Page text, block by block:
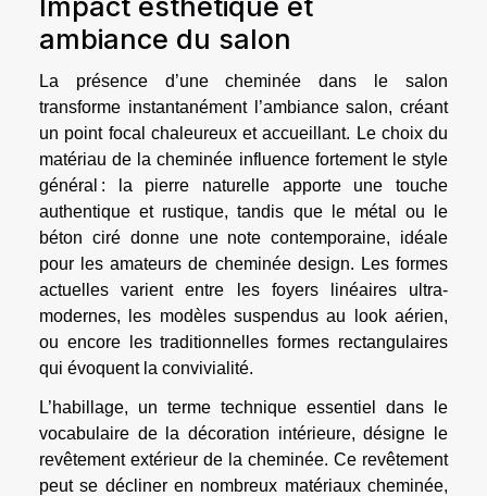
ambiance du salon
La présence d’une cheminée dans le salon
transforme instantanément l’ambiance salon, créant
un point focal chaleureux et accueillant. Le choix du
matériau de la cheminée influence fortement le style
général : la pierre naturelle apporte une touche
authentique et rustique, tandis que le métal ou le
béton ciré donne une note contemporaine, idéale
pour les amateurs de cheminée design. Les formes
actuelles varient entre les foyers linéaires ultra-
modernes, les modèles suspendus au look aérien,
ou encore les traditionnelles formes rectangulaires
qui évoquent la convivialité.
L’habillage, un terme technique essentiel dans le
vocabulaire de la décoration intérieure, désigne le
revêtement extérieur de la cheminée. Ce revêtement
peut se décliner en nombreux matériaux cheminée,